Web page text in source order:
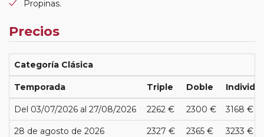
Propinas.
Precios
Categoría Clásica
Temporada Triple Doble
Del 03/07/2026 al 27/08/2026 2262 € 2300 € 3168 €
28 de agosto de 2026 2327 € 2365 € 3233 €